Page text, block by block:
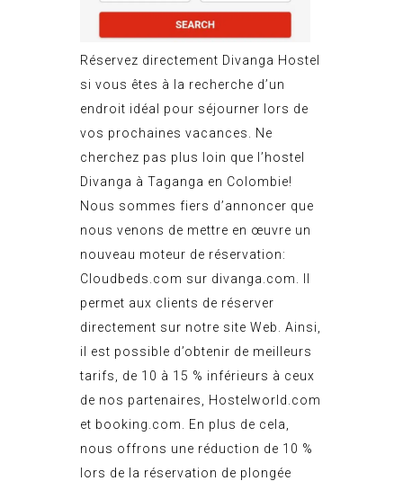
Réservez directement Divanga Hostel
si vous êtes à la recherche d’un
endroit idéal pour séjourner lors de
vos prochaines vacances. Ne
cherchez pas plus loin que l’hostel
Divanga à Taganga en Colombie!
Nous sommes fiers d’annoncer que
nous venons de mettre en œuvre un
nouveau moteur de réservation:
Cloudbeds.com sur divanga.com
permet aux clients de réserver
directement sur notre site Web. Ainsi,
il est possible d’obtenir de meilleurs
tarifs, de 10 à 15 % inférieurs à ceux
de nos partenaires, Hostelworld.com
et booking.com. En plus de cela,
nous offrons une réduction de 10 %
lors de la réservation de plongée